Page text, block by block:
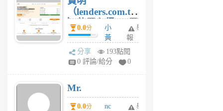
（lenders.com.tw
）使用心得 — 民
間貸款比較平台
體驗
0.0分
小
黃
蜂
1
舉
報
分享
193點閱
0 評論/給分
0
Mr.
0.0分
nc
舉